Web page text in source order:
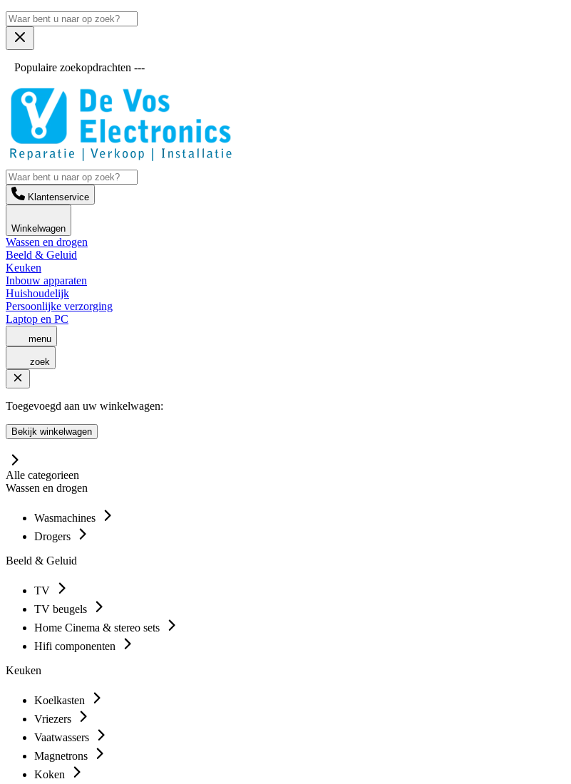
Populaire zoekopdrachten ---
Klantenservice
Winkelwagen
Wassen en drogen
Beeld & Geluid
Keuken
Inbouw apparaten
Huishoudelijk
Persoonlijke verzorging
Laptop en PC
menu
zoek
Toegevoegd aan uw winkelwagen:
Bekijk winkelwagen
Alle categorieen
Wassen en drogen
Wasmachines
Drogers
Beeld & Geluid
TV
TV beugels
Home Cinema & stereo sets
Hifi componenten
Keuken
Koelkasten
Vriezers
Vaatwassers
Magnetrons
Koken